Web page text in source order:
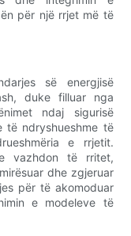
për një rrjet më të
së energjisë
duke filluar nga
ndaj sigurisë
të ndryshueshme të
e rrjetit.
vazhdon të rritet,
dhe zgjeruar
për të akomoduar
e modeleve të